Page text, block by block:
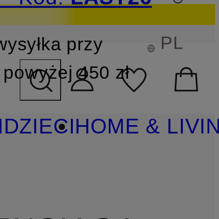
przy
450 zł
PL
DZIECIHOME &